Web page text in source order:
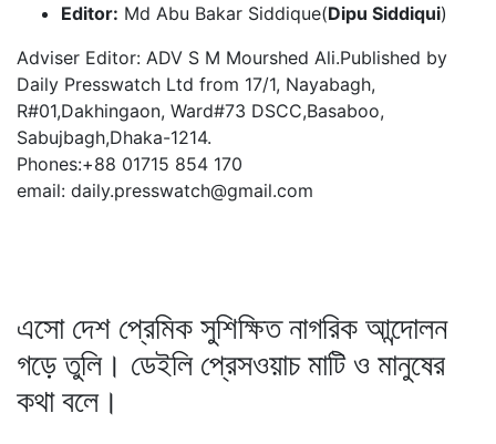
Editor: Md Abu Bakar Siddique(Dipu Siddiqui)
Adviser Editor: ADV S M Mourshed Ali.Published by
Daily Presswatch Ltd from 17/1, Nayabagh,
R#01,Dakhingaon, Ward#73 DSCC,Basaboo,
Sabujbagh,Dhaka-1214.
Phones:+88 01715 854 170
email: daily.presswatch@gmail.com
এসো দেশ প্রেমিক সুশিক্ষিত নাগরিক আন্দোলন
গড়ে তুলি। ডেইলি প্রেসওয়াচ মাটি ও মানুষের
কথা বলে।